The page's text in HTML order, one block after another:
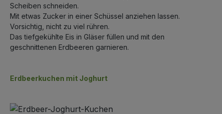
Scheiben schneiden.
Mit etwas Zucker in einer Schüssel anziehen lassen.
Vorsichtig, nicht zu viel rühren.
Das tiefgekühlte Eis in Gläser füllen und mit den
geschnittenen Erdbeeren garnieren.
Erdbeerkuchen mit Joghurt